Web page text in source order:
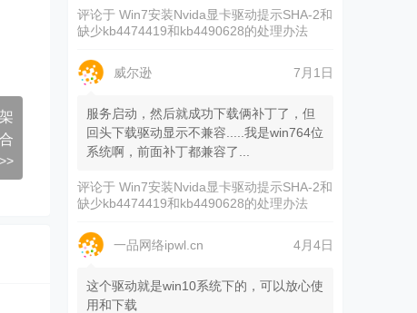
评论于Win7安装Nvida显卡驱动提示SHA-2和
缺少kb4474419和kb4490628的处理办法
威尔逊 7月1日
服务启动，然后就成功下载俩补丁了，但
回头下载驱动显示不兼容.....我是win764位
系统啊，前面补丁都兼容了...
评论于Win7安装Nvida显卡驱动提示SHA-2和
缺少kb4474419和kb4490628的处理办法
一品网络ipwl.cn 4月4日
这个驱动就是win10系统下的，可以放心使
用和下载